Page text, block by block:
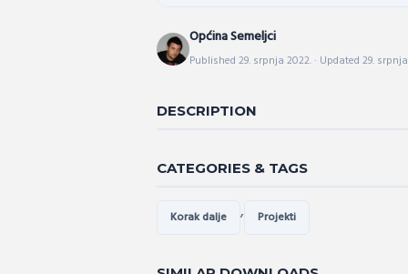
Općina Semeljci
Published 29. srpnja 2022. · Updated 29.
DESCRIPTION
CATEGORIES & TAGS
Korak dalje , Projekti